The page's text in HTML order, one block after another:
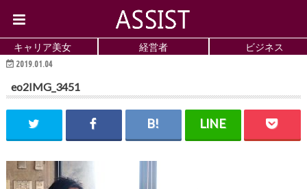
キャリア美女 経営者 ビジネス
2019.01.04
eo2IMG_3451